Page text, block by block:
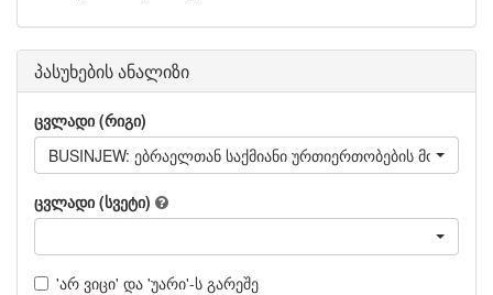
პასუხების ანალიზი
ცვლადი (რიგი)
BUSINJEW: ებრაელთან საქმიანი ურთიერთობების
ცვლადი (სვეტი)
'არ ვიცი' და 'უარი'-ს გარეშე